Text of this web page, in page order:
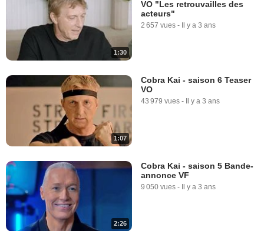
1:30
VO "Les retrouvailles des
acteurs"
2 657 vues - Il y a 3 ans
1:07
Cobra Kai - saison 6 Teaser
VO
43 979 vues - Il y a 3 ans
2:26
Cobra Kai - saison 5 Bande-
annonce VF
9 050 vues - Il y a 3 ans